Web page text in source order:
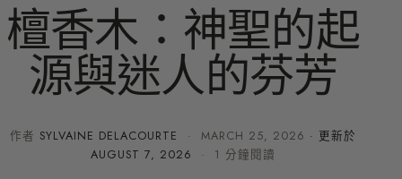
檀香木：神聖的起
源與迷人的芬芳
作者 SYLVAINE DELACOURTE · MARCH 25, 2026 · 更新於
AUGUST 7, 2026
· 1 分鐘閱讀